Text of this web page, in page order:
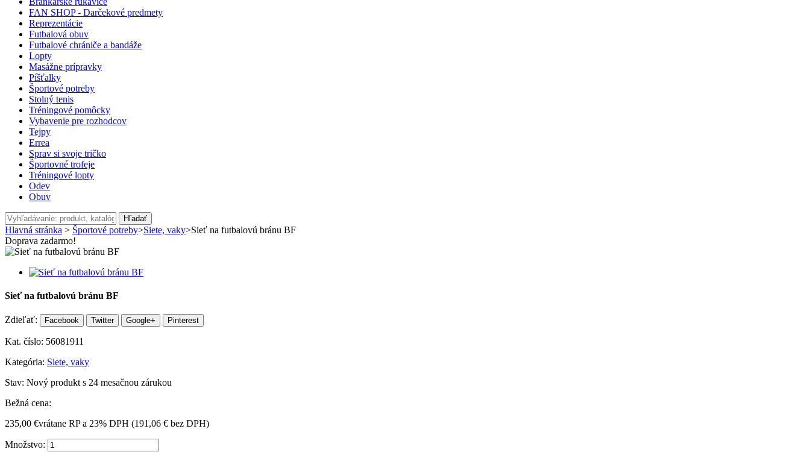
FAN SHOP - Darčekové predmety
Reprezentácie
Futbalová obuv
Futbalové chrániče a bandáže
Lopty
Masážne prípravky
Píšťalky
Športové potreby
Stolný tenis
Tréningové pomôcky
Vybavenie pre rozhodcov
Tejpy
Errea
Sprav si svoje tričko
Športovné trofeje
Tréningové lopty
Odev
Obuv
Hľadať
Hlavná stránka > Športové potreby>Siete, vaky>Sieť na futbalovú bránu BF
Doprava zadarmo!
Sieť na futbalovú bránu BF
Zdieľať: Facebook Twitter Google+ Pinterest
Kat. číslo: 56081911
Kategória: Siete, vaky
Stav: Nový produkt s 24 mesačnou zárukou
Bežná cena:
235,00 €vrátane RP a 23% DPH (191,06 € bez DPH)
Množstvo: